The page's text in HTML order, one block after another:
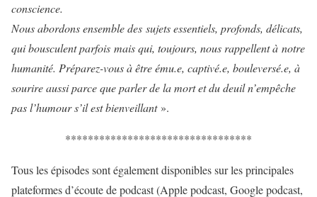
conscience.
Nous abordons ensemble des sujets essentiels, profonds, délicats,
qui bousculent parfois mais qui, toujours, nous rappellent à notre
humanité. Préparez-vous à être ému.e, captivé.e, bouleversé.e, à
sourire aussi parce que parler de la mort et du deuil n’empêche
pas l’humour s’il est bienveillant».
*********************************
Tous les épisodes sont également disponibles sur les principales
plateformes d’écoute de podcast (Apple podcast, Google podcast,